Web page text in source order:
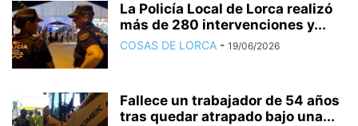
La Policía Local de Lorca realizó
más de 280 intervenciones y...
COSAS DE LORCA - 19/06/2026
Fallece un trabajador de 54 años
tras quedar atrapado bajo una...